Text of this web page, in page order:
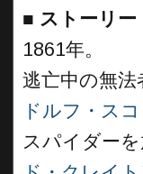
■ ストーリー
1861年。
逃亡中の無
ドルフ・スコ
スパイダー